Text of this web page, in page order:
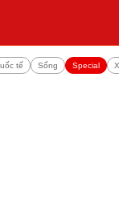
tế Sống Special